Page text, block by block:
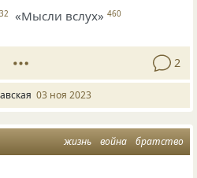
«Мысли вслух» 460
2
03 ноя 2023
жизнь война братство